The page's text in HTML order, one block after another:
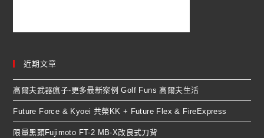
近期文章
高爾夫武器瘋子-更多最新案例 Golf Funs 高爾夫生活
Future Force & Kyoei 共榮KK + Future Flex & FireExpress
限量黑頭Fujimoto FT-2 MB-X改良式刀背